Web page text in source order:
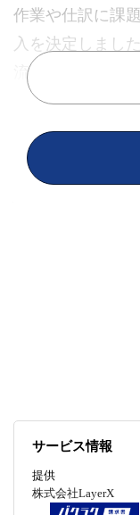
作業や仕訳に課
入を決定しまし
流れ、そして導
務経験があり公
の伊藤達也さん
伊藤達也
サービス情報
提供
株式会社LayerX